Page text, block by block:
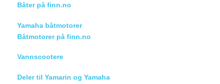
Båter på finn.no
Yamaha båtmotorer
Båtmotorer på finn.no
Vannscootere
Deler til Yamarin og Yamaha